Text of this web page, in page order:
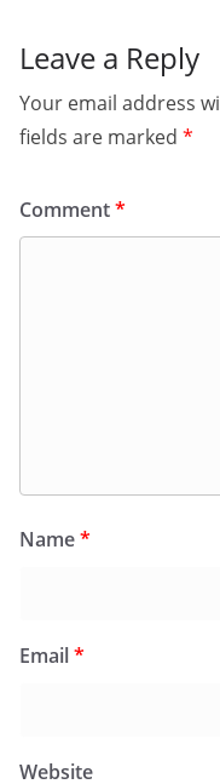
Leave a Reply
Your email address
fields are marked *
Comment*
Name*
Email*
Website